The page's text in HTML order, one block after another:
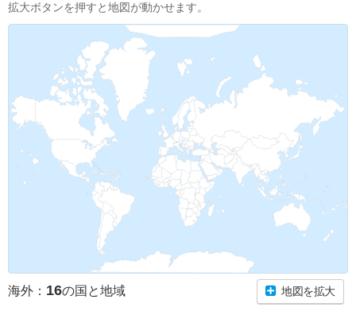
拡大ボタンを押すと地図が動かせます。
海外： 16の国と地域 地図を拡大